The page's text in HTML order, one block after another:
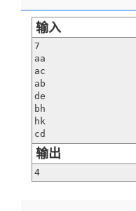
输入
7
aa
ac
ab
de
bh
hk
cd
输出
4